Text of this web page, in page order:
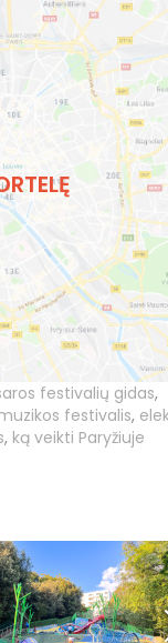
festivalių gidas,
festivalis,
, ką veikti Paryžiuje